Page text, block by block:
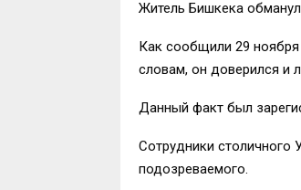
Житель Бишкека
Как сообщили 29 ноября
словам, он доверился и
Данный факт был
Сотрудники столичного
подозреваемого.